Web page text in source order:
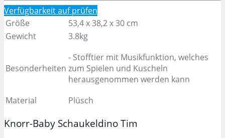
Verfügbarkeit aufprüfen
Größe
53,4 x 38,2 x 30 cm
Gewicht
3.8kg
Besonderheiten
- Stofftier mit Musikfunktion, welches
zum Spielen und Kuscheln
herausgenommen werden kann
Material
Plüsch
Knorr-Baby Schaukeldino Tim